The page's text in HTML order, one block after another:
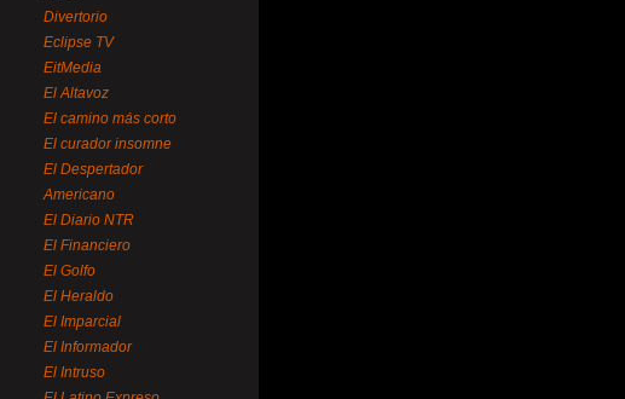
Divertorio
Eclipse TV
EitMedia
El Altavoz
El camino más corto
El curador insomne
El Despertador
Americano
El Diario NTR
El Financiero
El Golfo
El Heraldo
El Imparcial
El Informador
El Intruso